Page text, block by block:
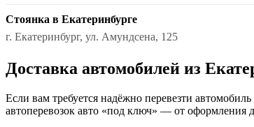
Стоянка в Екатеринбурге
г. Екатеринбург, ул. Амундсена, 125
Доставка автомобилей из
Если вам требуется надёжно перевезти
автоперевозок авто «под ключ» — от оформления